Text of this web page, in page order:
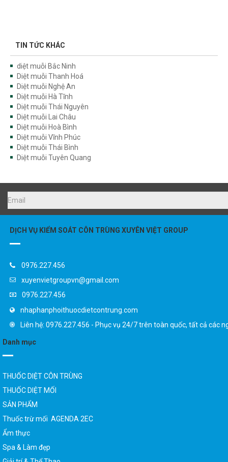
TIN TỨC KHÁC
diệt muỗi Bắc Ninh
Diệt muỗi Thanh Hoá
Diệt muỗi Nghệ An
Diệt muỗi Hà Tĩnh
Diệt muỗi Thái Nguyên
Diệt muỗi Lai Châu
Diệt muỗi Hoà Bình
Diệt muỗi Vĩnh Phúc
Diệt muỗi Thái Bình
Diệt muỗi Tuyên Quang
DỊCH VỤ KIỂM SOÁT CÔN TRÙNG XUYÊN VIỆT GROUP
THUỐC DIỆT CÔN TRÙNG
THUỐC DIỆT MỐI
SẢN PHẨM
Ẩm thực